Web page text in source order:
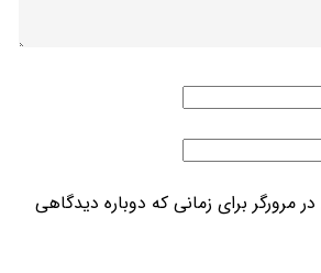
در مرورگر برای زمانی که دوباره دیدگاهی